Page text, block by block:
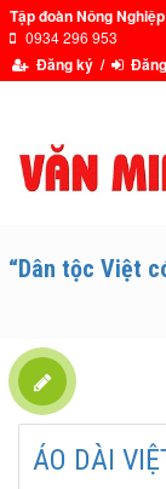
Tập đoàn Nông
0934 296 953
Đăng ký /
“Dân tộc Việt
ÁO DÀI